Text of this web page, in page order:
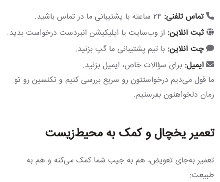
تماس تلفنی:
ثبت آنلاین: از وب‌سایت یا اپلیکیشن انبردست درخواست بدید.
چت آنلاین: با تیم پشتیبانی ما گپ بزنید.
ایمیل: برای سؤالات خاص، ایمیل بزنید.
ما قول می‌دیم درخواستتون رو سریع بررسی کنیم و تکنسین رو تو
زمان دلخواهتون بفرستیم.
تعمیر یخچال و کمک به محیط‌زیست
تعمیر به‌جای تعویض، هم به جیب شما کمک می‌کنه و هم به
طبیعت: